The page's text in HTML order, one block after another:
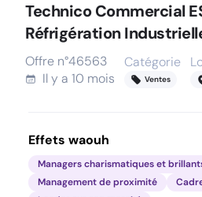
Technico Commercial
Réfrigération
Offre n°46563
Il y a 10 mois
Catégorie
Ventes
Effets waouh
Managers charismatiques et
Management de proximité